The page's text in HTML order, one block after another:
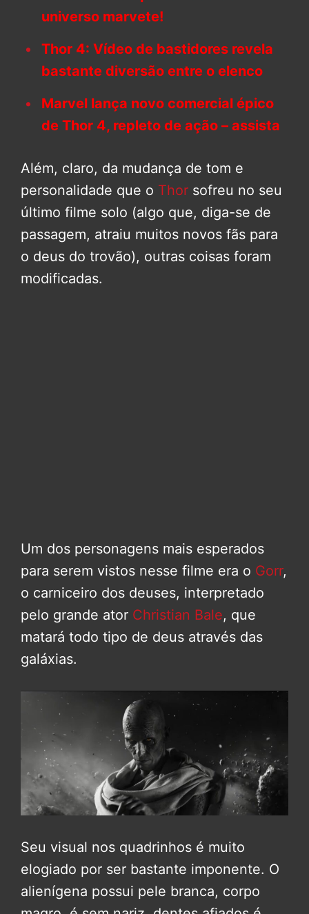
universo marvete!
Thor 4: Vídeo de bastidores revela
bastante diversão entre o elenco
Marvel lança novo comercial épico
de Thor 4, repleto de ação – assista
Além, claro, da mudança de tom e
personalidade que o Thor sofreu no seu
último filme solo (algo que, diga-se de
passagem, atraiu muitos novos fãs para
o deus do trovão), outras coisas foram
modificadas.
Um dos personagens mais esperados
para serem vistos nesse filme era o Gorr,
o carniceiro dos deuses, interpretado
pelo grande ator Christian Bale, que
matará todo tipo de deus através das
galáxias.
Seu visual nos quadrinhos é muito
elogiado por ser bastante imponente. O
alienígena possui pele branca, corpo